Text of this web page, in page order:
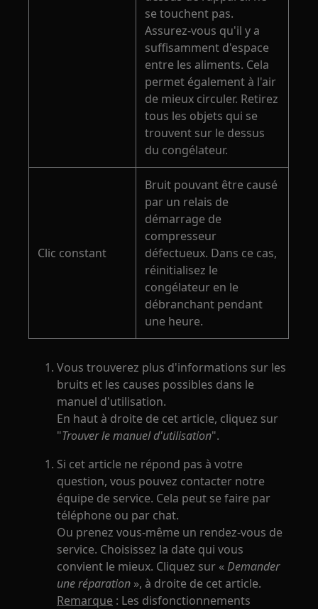
se touchent pas.
Assurez-vous qu'il y a
suffisamment d'espace
entre les aliments. Cela
permet également à l'air
de mieux circuler. Retirez
tous les objets qui se
trouvent sur le dessus
du congélateur.
Clic constant
Bruit pouvant être causé
par un relais de
démarrage de
compresseur
défectueux. Dans ce cas,
réinitialisez le
congélateur en le
débranchant pendant
une heure.
Vous trouverez plus d'informations sur les
bruits et les causes possibles dans le
manuel d'utilisation.
En haut à droite de cet article, cliquez sur
"Trouver le manuel d'utilisation".
Si cet article ne répond pas à votre
question, vous pouvez contacter notre
équipe de service. Cela peut se faire par
téléphone ou par chat.
Ou prenez vous-même un rendez-vous de
service. Choisissez la date qui vous
convient le mieux. Cliquez sur «Demander
une réparation », à droite de cet article.
Remarque : Les disfonctionnements